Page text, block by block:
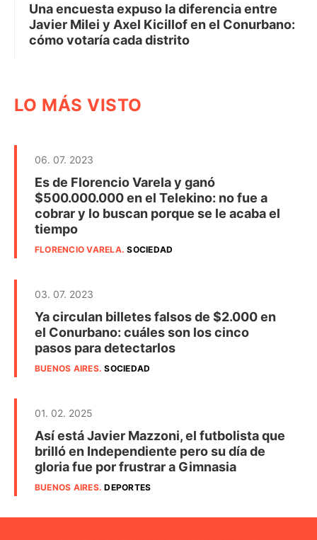
Una encuesta expuso la diferencia entre
Javier Milei y Axel Kicillof en el Conurbano:
cómo votaría cada distrito
LO MÁS VISTO
06. 07. 2023
Es de Florencio Varela y ganó
$500.000.000 en el Telekino: no fue a
cobrar y lo buscan porque se le acaba el
tiempo
FLORENCIO VARELA.SOCIEDAD
03. 07. 2023
Ya circulan billetes falsos de $2.000 en
el Conurbano: cuáles son los cinco
pasos para detectarlos
BUENOS AIRES.SOCIEDAD
01. 02. 2025
Así está Javier Mazzoni, el futbolista que
brilló en Independiente pero su día de
gloria fue por frustrar a Gimnasia
BUENOS AIRES.DEPORTES